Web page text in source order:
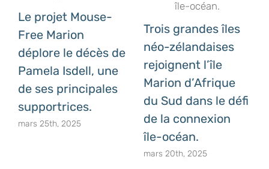
Le projet Mouse-
Free Marion
déplore le décès de
Pamela Isdell, une
de ses principales
supportrices.
mars 25th, 2025
Trois grandes îles
néo-zélandaises
rejoignent l’île
Marion d’Afrique
du Sud dans le défi
de la connexion
île-océan.
mars 20th, 2025